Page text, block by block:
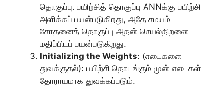
தொகுப்பு. பயிற்சித் தொகுப்பு ANNக்கு பயிற்சி
அளிக்கப் பயன்படுகிறது, அதே சமயம்
சோதனைத் தொகுப்பு அதன் செயல்திறனை
மதிப்பிடப் பயன்படுகிறது.
Initializing the Weights: (எடைகளை
துவக்குதல்): பயிற்சி தொடங்கும் முன் எடைகள்
தோராயமாக துவக்கப்படும்.